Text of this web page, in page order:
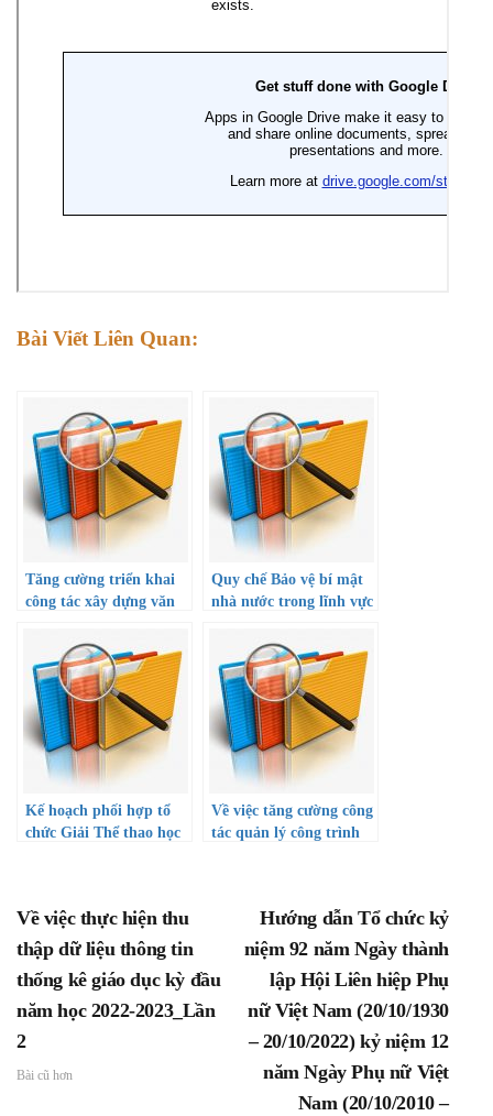
Bài Viết Liên Quan:
Tăng cường triển khai
công tác xây dựng văn
Quy chế Bảo vệ bí mật
nhà nước trong lĩnh vực
địa bàn Thành phố Hồ
Chí Minh
Kế hoạch phối hợp tổ
chức Giải Thể thao học
Về việc tăng cường công
tác quản lý công trình
Về việc thực hiện thu
thập dữ liệu thông tin
thống kê giáo dục kỳ đầu
năm học 2022-2023_Lần
2
Bài cũ hơn
Hướng dẫn Tổ chức kỷ
niệm 92 năm Ngày thành
lập Hội Liên hiệp Phụ
nữ Việt Nam (20/10/1930
– 20/10/2022) kỷ niệm 12
năm Ngày Phụ nữ Việt
Nam (20/10/2010 –